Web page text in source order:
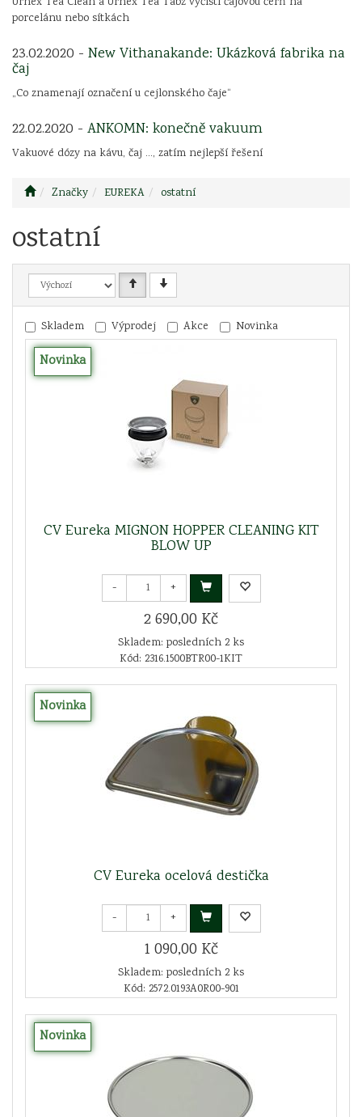
porcelánu nebo sítkách
23.02.2020 - New Vithanakande: Ukázková fabrika na
čaj
„Co znamenají označení u cejlonského čaje“
22.02.2020 - ANKOMN: konečně vakuum
Vakuové dózy na kávu, čaj ..., zatím nejlepší řešení
Značky EUREKA ostatní
ostatní
Skladem Výprodej Akce Novinka
Novinka
CV Eureka MIGNON HOPPER CLEANING KIT
BLOW UP
- +
2 690,00 Kč
Skladem: posledních 2 ks
Kód: 2316.1500BTR00-1KIT
Novinka
CV Eureka ocelová destička
- +
1 090,00 Kč
Skladem: posledních 2 ks
Kód: 2572.0193A0R00-901
Novinka